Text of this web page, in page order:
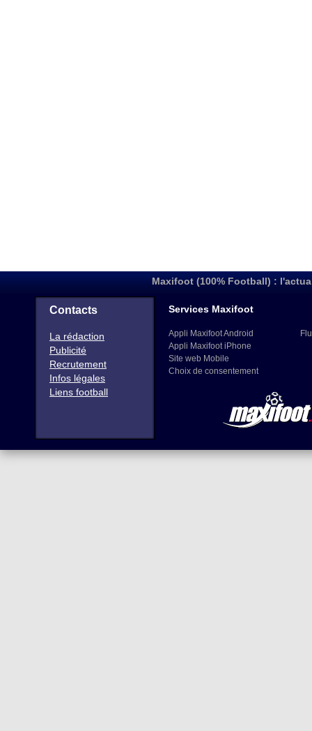
Maxifoot (100% Football) :
Contacts
La rédaction
Publicité
Recrutement
Infos légales
Liens football
Services Maxifoot
Appli Maxifoot Android
Appli Maxifoot iPhone
Site web Mobile
Choix de consentement